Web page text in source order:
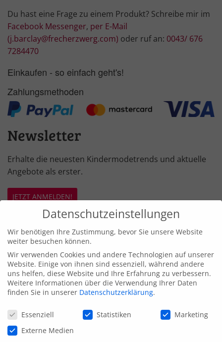
Du hast eine Frage zu einem Produkt? Schreibe mir im
Facebook Messenger, per E-Mail
(j.barclay@frecherzwerg.com) oder ruf an: 0043/ 676
7284470
Einkaufen - so einfach geht's!
Zahlungsmethoden
Newsletter
Erhalte die neuesten Kindermodetrends und aktuelle
Angebote als erster.
JETZT ANMELDEN!
Produktkategorien
Schuhe
Häkelmütze
Jerseymütze
Wintermützen gefüttert
Sommerhüte
Hipsterbeanie mit Patch
SnackTraps
Turnbeutel/Rucksäcke
Datenschutzeinstellungen
Wir benötigen Ihre Zustimmung, bevor Sie unsere Website
weiter besuchen können.
Wir verwenden Cookies und andere Technologien auf unserer
Website. Einige von ihnen sind essenziell, während andere
uns helfen, diese Website und Ihre Erfahrung zu verbessern.
Weitere Informationen über die Verwendung Ihrer Daten
finden Sie in unserer Datenschutzerklärung.
Datenschutzeinstellungen
Essenziell Statistiken
Marketing
Externe Medien